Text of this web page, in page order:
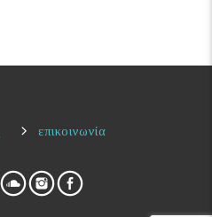
επικοινωνία